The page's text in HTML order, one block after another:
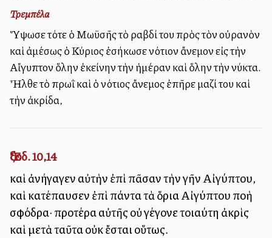
Τρεμπέλα
Ὕψωσε τότε ὁ Μωϋσῆς τὸ ραβδί του πρὸς τὸν οὐρανὸν
καὶ ἀμέσως ὁ Κύριος ἐσήκωσε νότιον ἄνεμον εἰς τὴν
Αἴγυπτον ὅλην ἐκείνην τὴν ἡμέραν καὶ ὅλην τὴν νύκτα.
Ἦλθε τὸ πρωῒ καὶ ὁ νότιος ἄνεμος ἐπῆρε μαζί του καὶ
τὴν ἀκρίδα,
Ἔξοδ. 10,14
καὶ ἀνήγαγεν αὐτὴν ἐπὶ πᾶσαν τὴν γῆν Αἰγύπτου,
καὶ κατέπαυσεν ἐπὶ πάντα τὰ ὅρια Αἰγύπτου πολλὴ
σφόδρα· προτέρα αὐτῆς οὐ γέγονε τοιαύτη ἀκρὶς
καὶ μετὰ ταῦτα οὐκ ἔσται οὕτως.